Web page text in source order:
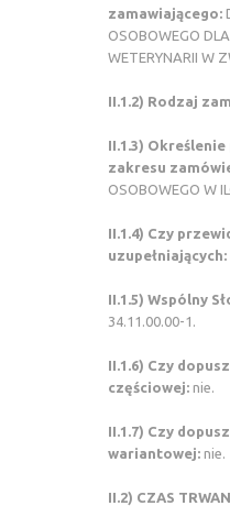
zamawiającego:
OSOBOWEGO
WETERYNARII W
II.1.2) Rodzaj
II.1.3)
zakresu
OSOBOWEGO W
II.1.4) Czy
uzupełniających:
II.1.5) Wspólny
34.11.00.00-1.
II.1.6) Czy
częściowej: nie.
II.1.7) Czy
wariantowej: nie.
II.2) CZAS